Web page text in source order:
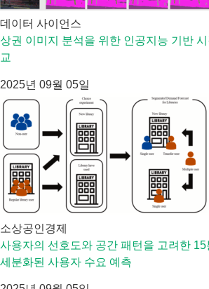
데이터 사이언스
상권 이미지 분석을 위한 인공지능 기반 시
교
2025년 09월 05일
소상공인경제
사용자의 선호도와 공간 패턴을 고려한 15
세분화된 사용자 수요 예측